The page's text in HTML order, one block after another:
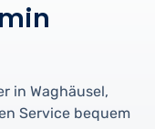
in Waghäusel,
Service bequem